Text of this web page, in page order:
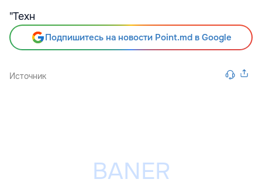
"Техн
Подпишитесь на новости Point.md в Google
Источник